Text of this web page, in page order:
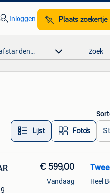
Inloggen Plaats zoekertje
Zoek
Lijst Foto’s
€ 599,00
Vandaag Heel